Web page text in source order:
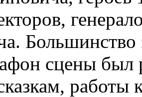
Большинство
сцены был
работы